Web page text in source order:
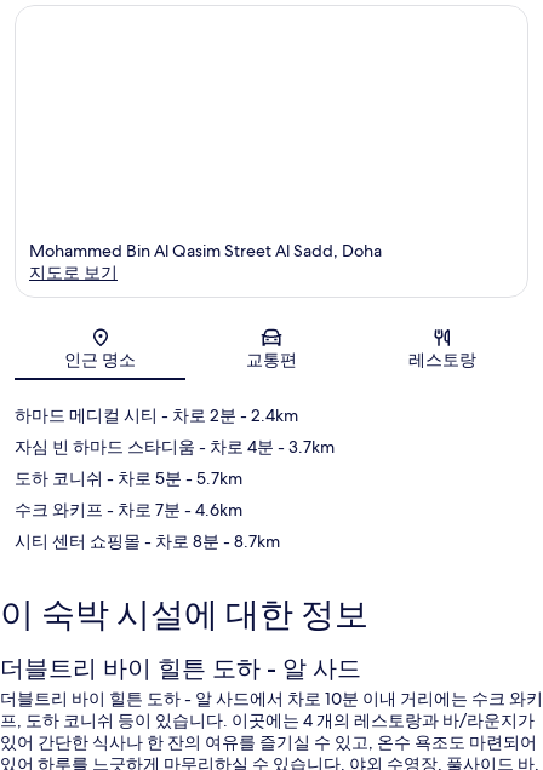
지도
Mohammed Bin Al Qasim Street Al Sadd, Doha
지도로 보기
인근 명소 교통편 레스토랑
하마드 메디컬 시티 - 차로 2분 - 2.4km
자심 빈 하마드 스타디움 - 차로 4분 - 3.7km
도하 코니쉬 - 차로 5분 - 5.7km
수크 와키프 - 차로 7분 - 4.6km
시티 센터 쇼핑몰 - 차로 8분 - 8.7km
이 숙박 시설에 대한 정보
더블트리 바이 힐튼 도하 - 알 사드
더블트리 바이 힐튼 도하 - 알 사드에서 차로 10분 이내 거리에는 수크 와키
프, 도하 코니쉬 등이 있습니다. 이곳에는 4 개의 레스토랑과 바/라운지가
있어 간단한 식사나 한 잔의 여유를 즐기실 수 있고, 온수 욕조도 마련되어
있어 하루를 느긋하게 마무리하실 수 있습니다. 야외 수영장, 풀사이드 바,